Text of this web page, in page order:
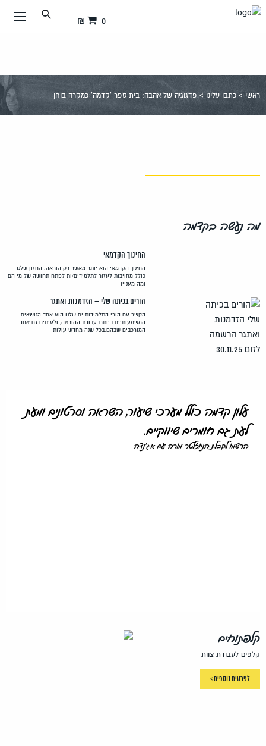
עבור
0 ₪
ראשי>כתבו עלינו>פדגוגיה של אהבה: בית ספר 'קדמה' כמקרה בוחן
מה נעשה בקדמה
החינוך הקדמאי
החינוך הקדמאי הוא יותר מאשר רק הוראה. החזון שלנו
כולל מחויבות לעזור לתלמידים/ות לפתח תחושה של מי הם
ומה מעניין
הורים בכיתה שלי – הזדמנות ואתגר
הקשר עם הורי התלמידות.ים שלנו הוא אחד הנושאים
המשמעותיים ביותרבעבודת ההוראה, ולעיתים גם אחד
המורכבים שבהם.בכל שנה מחדש עולות
עלון קדמה כולל מערכי שיעור, השראה וסרטונים ומעת
לעת גם חומרים שיווקיים.
הרשמו לקבלת הניוזלטר מורה עם אג'נדה
קלפתוחים
קלפים לעבודת צוות
לפרטים נוספים >